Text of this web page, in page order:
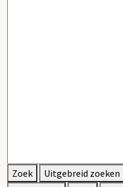
Zoek
Uitgebreid zoeken